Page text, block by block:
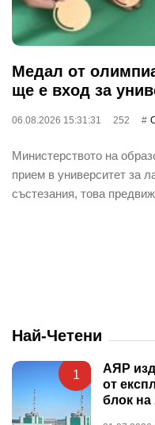
Медал от
ще е вход за
06.08.2026 15:31:31 252
Министерството на
прием в университет за
състезания, това
Най-Четени
1
АЯР
от
блок